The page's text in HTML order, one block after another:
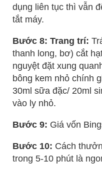
dụng liên tục thì vẫn
tắt máy.
Bước 8: Trang trí:
thanh long, bơ) cắt
nguyệt đặt xung
bông kem nhỏ chính
30ml sữa đặc/ 20ml
vào ly nhỏ.
Bước 9: Giá vốn
Bước 10: Cách
trong 5-10 phút là